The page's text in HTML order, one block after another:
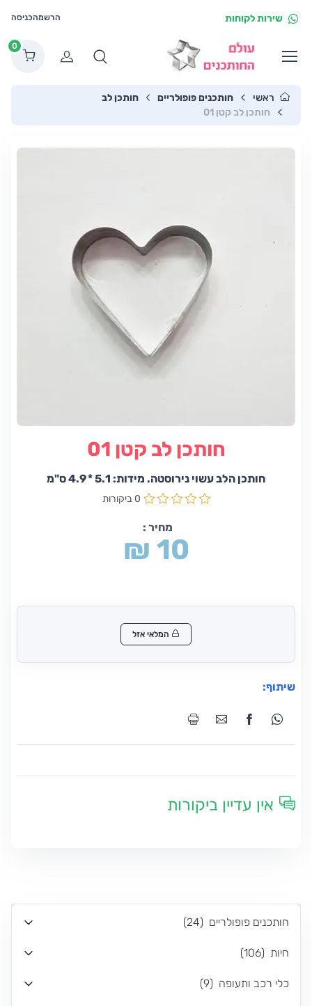
שירות לקוחות הרשמהכניסה
הרשמה
0
ראשי חותכנים פופולריים
חותכן לב
חותכן לב קטן 01
חותכן לב קטן 01
חותכן הלב עשוי נירוסטה. מידות: 5.1 * 4.9 ס"מ
0 ביקורות
מחיר :
₪ 10
המלאי אזל
שיתוף:
אין עדיין ביקורות
חותכנים פופולריים (
24
)
חיות (
106
)
כלי רכב ותעופה (
9
)